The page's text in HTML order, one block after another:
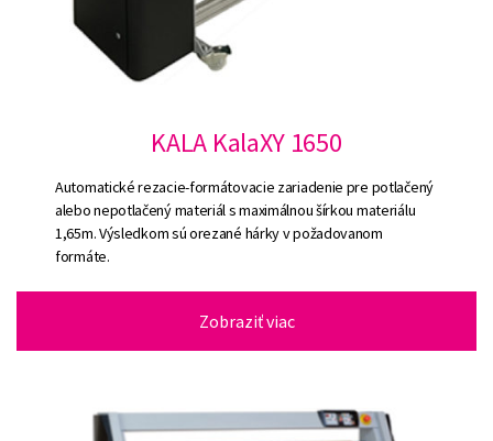
KALA KalaXY 1650
Automatické rezacie-formátovacie zariadenie pre potlačený
alebo nepotlačený materiál s maximálnou šírkou materiálu
1,65m. Výsledkom sú orezané hárky v požadovanom
formáte.
Zobraziť viac